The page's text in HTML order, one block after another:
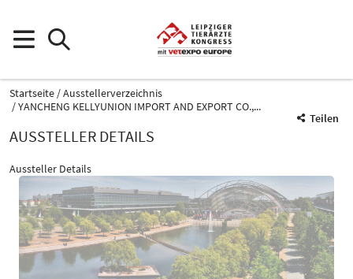
Startseite
Ausstellerverzeichnis
YANCHENG KELLYUNION IMPORT AND EXPORT CO.,...
Teilen
AUSSTELLER DETAILS
Aussteller Details